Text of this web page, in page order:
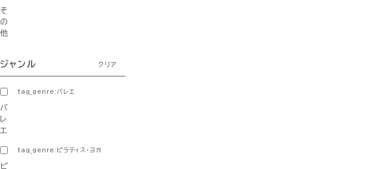
そ
の
他
ジャンル クリア
tag_genre:バレエ
バ
レ
エ
tag_genre:ピラティス・ヨガ
ピ